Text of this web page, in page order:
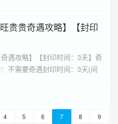
贵贵奇遇攻略】【封印
遇攻略】【封印时间：3天】奇
不需要奇遇封印时间：3天(间
4 5 6 7 8 9